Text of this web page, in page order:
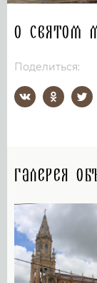
О святом
Поделиться:
Галерея